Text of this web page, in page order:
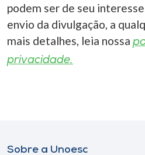
podem ser de seu
envio da divulgação, a
mais detalhes, leia nossa
privacidade.
Sobre a Unoesc